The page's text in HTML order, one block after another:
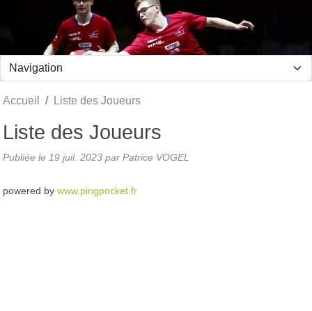
Accueil Liste des Joueurs
Liste des Joueurs
Publiée le 19 juil. 2023 par Patrice VOGEL
powered by www.pingpocket.fr
Panneau de gestion des cookies